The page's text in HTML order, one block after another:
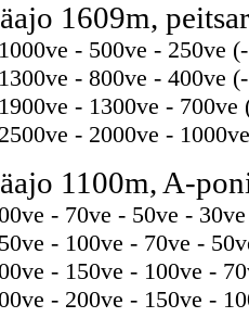
1609m,
- 500ve - 250ve
- 800ve - 400ve
- 1300ve - 700ve
- 2000ve -
1100m, A-
- 70ve - 50ve -
- 100ve - 70ve -
- 150ve - 100ve -
- 200ve - 150ve -